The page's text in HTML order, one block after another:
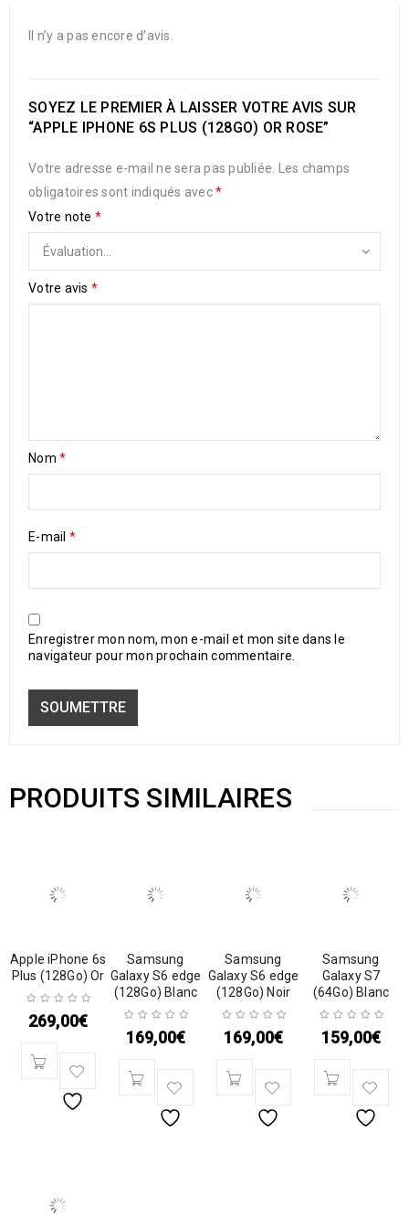
Il n’y a pas encore d’avis.
SOYEZ LE PREMIER À LAISSER VOTRE AVIS SUR
“APPLE IPHONE 6S PLUS (128GO) OR ROSE”
Votre adresse e-mail ne sera pas publiée.
Les champs
obligatoires sont indiqués avec*
Votre note *
Votre avis *
Nom *
E-mail *
Enregistrer mon nom, mon e-mail et mon site dans le
navigateur pour mon prochain commentaire.
PRODUITS SIMILAIRES
Apple iPhone 6s
Plus (128Go) Or
269,00€
Samsung
Galaxy S6 edge
(128Go) Blanc
169,00€
Samsung
Galaxy S6 edge
(128Go) Noir
169,00€
Samsung
Galaxy S7
(64Go) Blanc
159,00€